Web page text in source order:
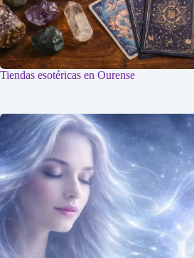
Tiendas esotéricas en Ourense